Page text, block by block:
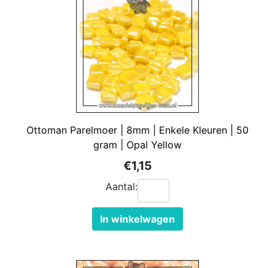
Ottoman Parelmoer | 8mm | Enkele Kleuren | 50
gram | Opal Yellow
€1,15
Aantal:
In winkelwagen